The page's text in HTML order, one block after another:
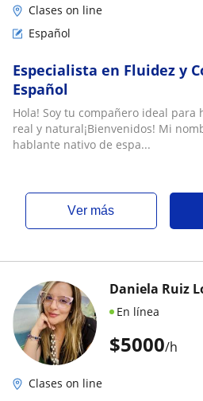
Clases on line
Español
Especialista en Fluidez y
Español
Hola! Soy tu compañero ideal
real y natural¡Bienvenidos! Mi
hablante nativo de espa...
ver más
$5000/h
Daniela Ruiz
En línea
Clases on line